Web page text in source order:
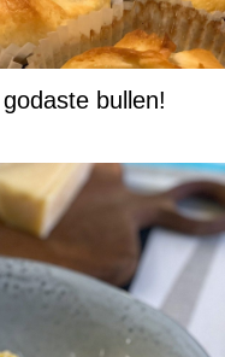
bullen!